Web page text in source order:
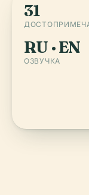
31
RU · EN
ОЗВУЧКА